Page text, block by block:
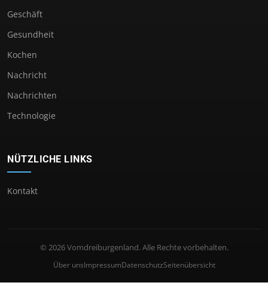
Geschäft
Gesundheit
Kochen
Nachricht
Nachrichten
Technologie
NÜTZLICHE LINKS
Kontakt
© 2026 Vomdreiburgenland. Alle Rechte vorbehalten.
Über unsImpressumDatenschutzSeitenübersicht